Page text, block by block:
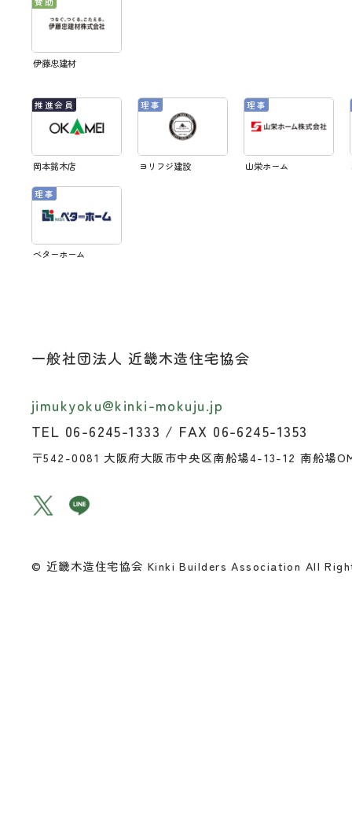
伊藤忠建材
岡本銘木店 ヨリフジ建設 山栄ホーム
ベターホーム
一般社団法人 近畿木造住宅協会
jimukyoku@kinki-mokuju.jp
TEL 06-6245-1333 / FAX 06-6245-1353
〒542-0081 大阪府大阪市中央区南船場4-13-12 南船場
© 近畿木造住宅協会 Kinki Builders Association All